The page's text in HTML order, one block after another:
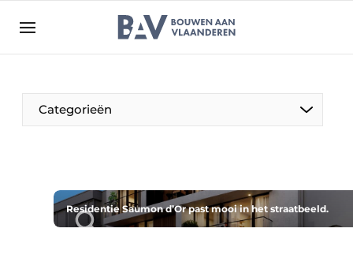
Bedrijven
Bouwen aan Vlaanderen | Platform voor de bouw
Evenement aanmelden
Categorieën
Residentie Saumon d’Or past mooi in het straatbeeld.